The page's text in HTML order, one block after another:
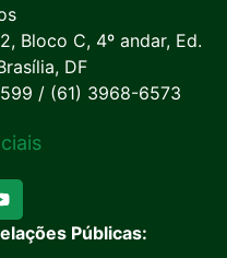
Bloco C, 4º andar, Ed.
DF
/ (61) 3968-6573
Públicas: